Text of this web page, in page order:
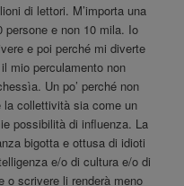
di lettori. M’importa una
persone e non 10 mila. Io
e poi perché mi diverte
mio perculamento non
Un po’ perché non
la collettività sia come un
possibilità di influenza. La
bigotta e ottusa di idioti
e/o di cultura e/o di
o scrivere li renderà meno